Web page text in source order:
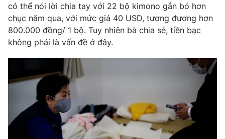
có thể nói lời chia tay với 22 bộ kimono gắn bó hơn
chục năm qua, với mức giá 40 USD, tương đương hơn
800.000 đồng/ 1 bộ. Tuy nhiên bà chia sẻ, tiền bạc
không phải là vấn đề ở đây.